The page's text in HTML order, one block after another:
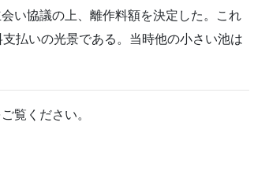
い協議の上、離作料額を決定した。これ
払いの光景である。当時他の小さい池は
覧ください。